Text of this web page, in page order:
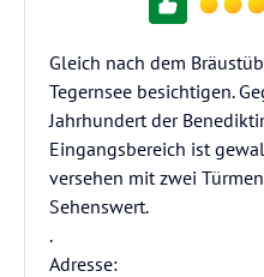
Gleich nach dem
Tegernsee besichtigen.
Jahrhundert der
Eingangsbereich ist
versehen mit zwei
Sehenswert.
.
Adresse: